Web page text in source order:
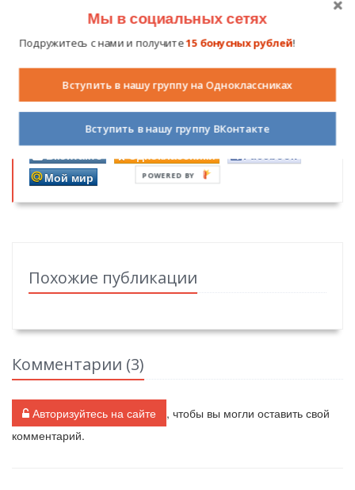
активность!
Дорогие читатели, оставьте свой комментарийоб
этой статье. Ваше мнение очень важно для нас и для
других пользователей. Получите за каждый
комментарий1бонусный рубль!
поделитесь информацией с вашими друзьями.
Вконтакте
Одноклассники
Facebook
Мой мир
Похожие публикации
Комментарии (3)
Авторизуйтесь на сайте
, чтобы вы могли оставить свой
комментарий.
Мы в социальных сетях
Подружитесь с нами и получите15 бонусных рублей!
Вступить в нашу группу на Одноклассниках
Вступить в нашу группу ВКонтакте
POWERED